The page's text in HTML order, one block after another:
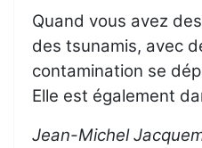
Quand vous avez
des tsunamis, avec
contamination se
Elle est également
Jean-Michel